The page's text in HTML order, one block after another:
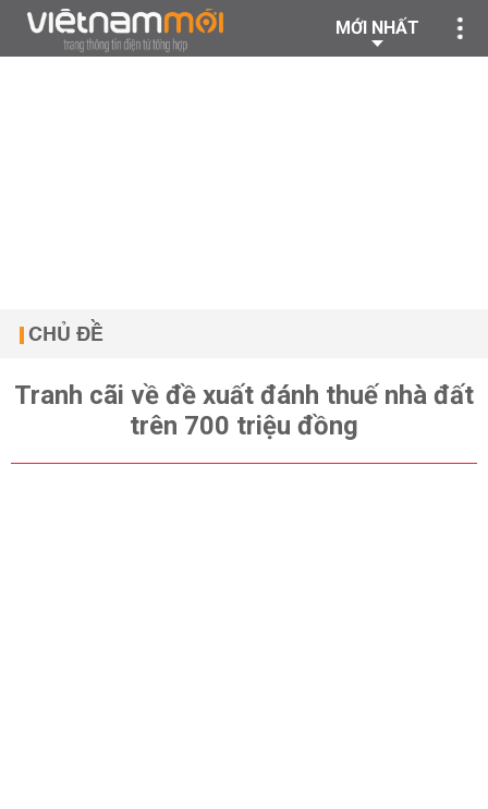
MỚI NHẤT
CHỦ ĐỀ
Tranh cãi về đề xuất đánh thuế nhà đất
trên 700 triệu đồng